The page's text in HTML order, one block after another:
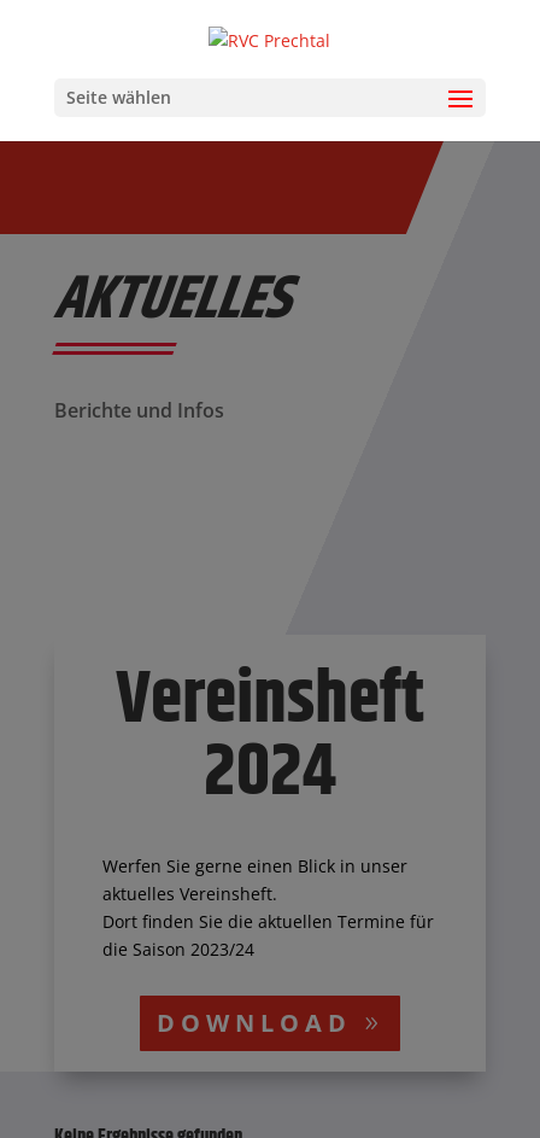
Seite wählen
AKTUELLES
Berichte und Infos
Vereinsheft
2024
Werfen Sie gerne einen Blick in unser
aktuelles Vereinsheft.
Dort finden Sie die aktuellen Termine für
die Saison 2023/24
DOWNLOAD